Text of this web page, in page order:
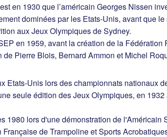
en 1930 que l’américain Georges Nissen
dominées par les Etats-Unis, avant que
aux Jeux Olympiques de Sydney.
en 1959, avant la création de la
Pierre Blois, Bernard Ammon et Michel
Etats-Unis lors des championnats nationaux
seule édition des Jeux Olympiques, en
1980 lors d'une démonstration de
de Trampoline et Sports